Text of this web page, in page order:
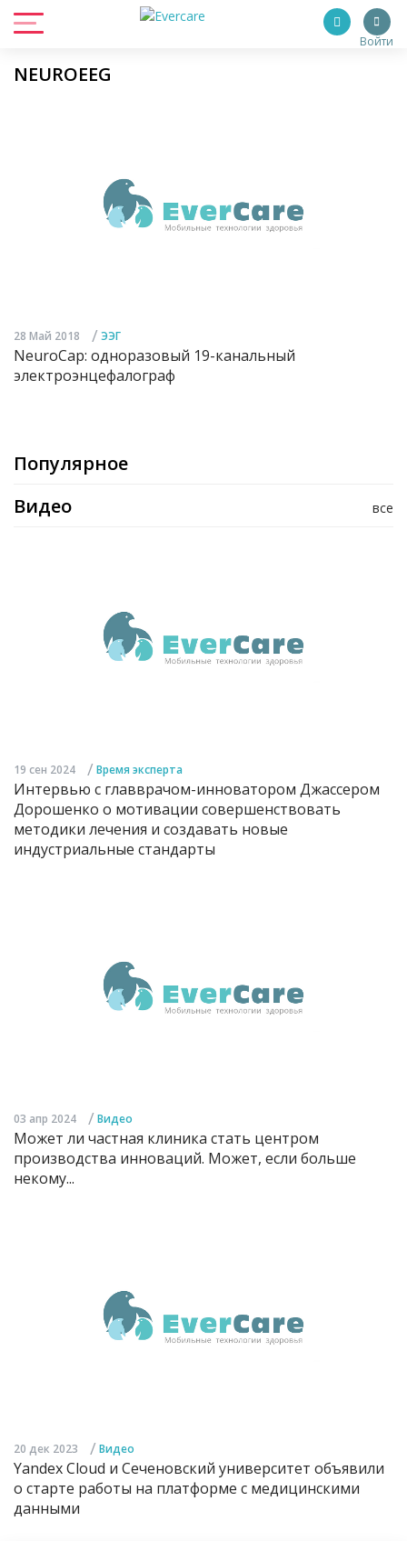
Войти
NEUROEEG
28 Май 2018 / ЭЭГ
NeuroCap: одноразовый 19-канальный
электроэнцефалограф
Популярное
все
Видео
19 сен 2024 / Время эксперта
Интервью с главврачом-инноватором Джассером
Дорошенко о мотивации совершенствовать
методики лечения и создавать новые
индустриальные стандарты
03 апр 2024 / Видео
Может ли частная клиника стать центром
производства инноваций. Может, если больше
некому...
20 дек 2023 / Видео
Yandex Cloud и Сеченовский университет объявили
о старте работы на платформе с медицинскими
данными